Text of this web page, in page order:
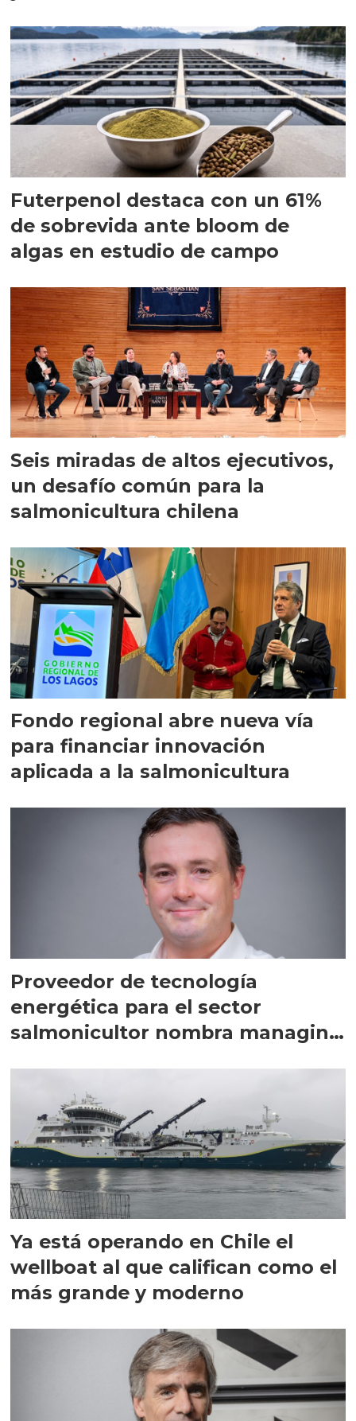
Futerpenol destaca con un 61%
de sobrevida ante bloom de
algas en estudio de campo
Seis miradas de altos ejecutivos,
un desafío común para la
salmonicultura chilena
Fondo regional abre nueva vía
para financiar innovación
aplicada a la salmonicultura
Proveedor de tecnología
energética para el sector
salmonicultor nombra managing
Ya está operando en Chile el
wellboat al que califican como el
más grande y moderno